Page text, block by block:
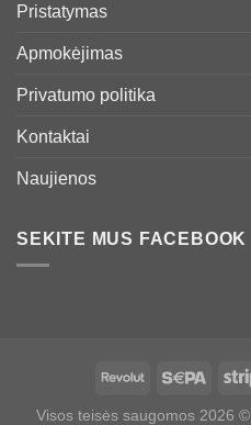
Pristatymas
Apmokėjimas
Privatumo politika
Kontaktai
Naujienos
SEKITE MUS FACEBOOK
Visos teisės saugomos 2026 ©